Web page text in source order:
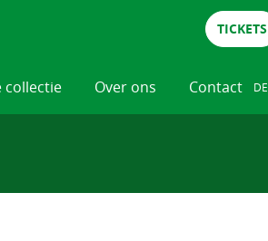
TICKETS
collectie Over ons Contact DE